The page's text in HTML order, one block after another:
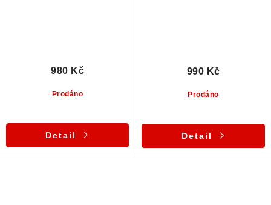
Prodáno
980 Kč
Detail
Prodáno
990 Kč
Detail